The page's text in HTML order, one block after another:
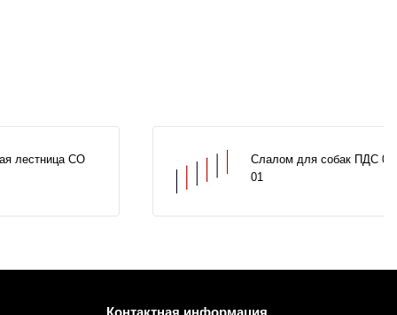
лестница СО
Слалом для собак ПДС
01